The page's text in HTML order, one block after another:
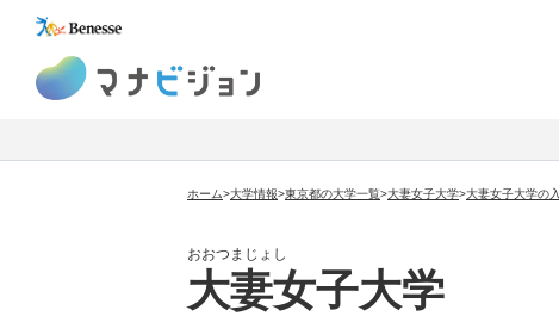
ホーム>大学情報>東京都の大学一覧>大妻女子大学>大妻女子大学の
おおつまじょし
大妻女子大学